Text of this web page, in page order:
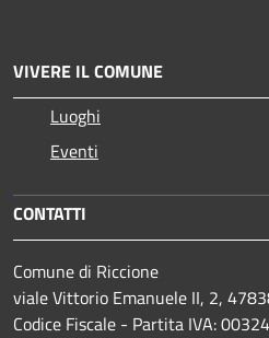
VIVERE IL COMUNE
Luoghi
Eventi
CONTATTI
Comune di Riccione
viale Vittorio Emanuele II, 2,
Codice Fiscale - Partita IVA: